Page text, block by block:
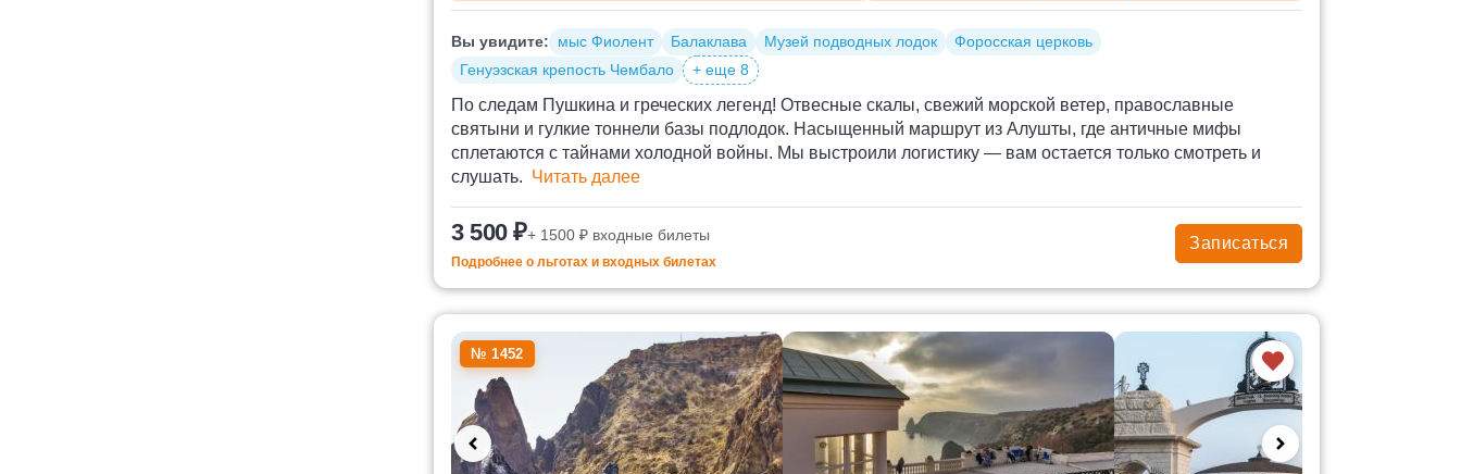
Вы увидите: мыс Фиолент Балаклава Музей подводных лодок
Форосская церковь
Генуэзская крепость Чембало
+ еще 8
По следам Пушкина и греческих легенд! Отвесные скалы, свежий морской ветер, православные
святыни и гулкие тоннели базы подлодок. Насыщенный маршрут из Алушты, где античные мифы
сплетаются с тайнами холодной войны. Мы выстроили логистику — вам остается только смотреть и
слушать. Читать далее
3 500 ₽+ 1500 ₽ входные билеты
Подробнее о льготах и входных билетах
Записаться
№ 1452